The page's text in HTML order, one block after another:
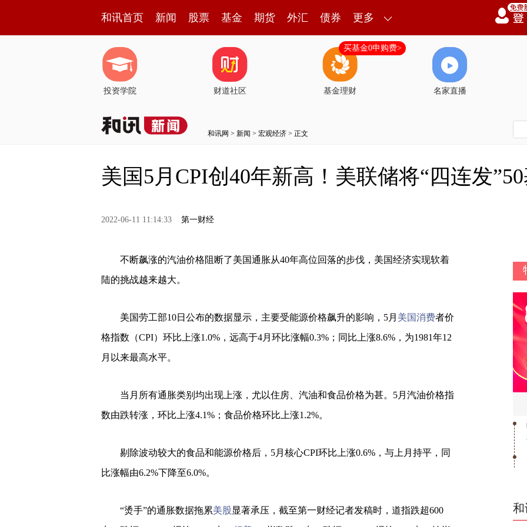
和讯首页 新闻 股票 基金 期货 外汇 债券 更多
投资学院 财道社区 基金理财
买基金0申购费>
名家直播
和讯网 > 新闻 > 宏观经济 > 正文
美国5月CPI创40年新高！美联储将“四连发
2022-06-11 11:14:33 第一财经
不断飙涨的汽油价格阻断了美国通胀从40年高位回落的步伐，美国经济实现软着
陆的挑战越来越大。
美国劳工部10日公布的数据显示，主要受能源价格飙升的影响，5月 美国消费者价
格指数（CPI）环比上涨1.0%，远高于4月环比涨幅0.3%；同比上涨8.6%，为1981年12
月以来最高水平。
当月所有通胀类别均出现上涨，尤以住房、汽油和食品价格为甚。5月汽油价格指
数由跌转涨，环比上涨4.1%；食品价格环比上涨1.2%。
剔除波动较大的食品和能源价格后，5月核心CPI环比上涨0.6%，与上月持平，同
比涨幅由6.2%下降至6.0%。
“烫手”的通胀数据拖累美股显著承压，截至第一财经记者发稿时，道指跌超600
和